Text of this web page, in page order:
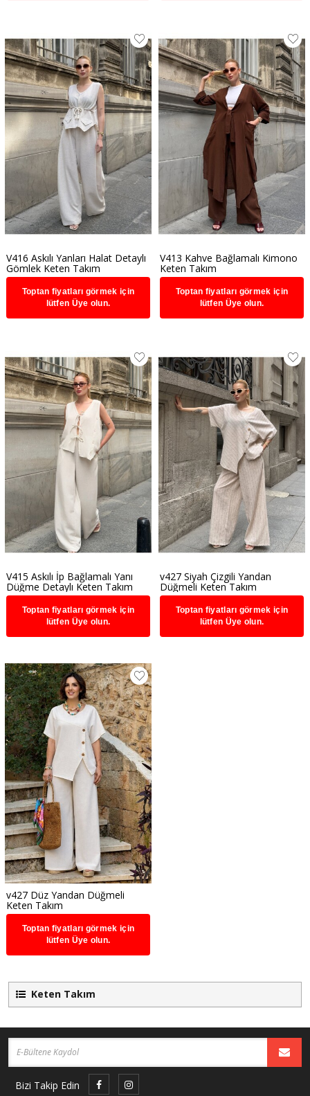
V416 Askılı Yanları Halat Detaylı
Gömlek Keten Takım
Toptan fiyatları görmek için
lütfen Üye olun.
V413 Kahve Bağlamalı Kimono
Keten Takım
Toptan fiyatları görmek için
lütfen Üye olun.
V415 Askılı İp Bağlamalı Yanı
Düğme Detaylı Keten Takım
Toptan fiyatları görmek için
lütfen Üye olun.
v427 Siyah Çizgili Yandan
Düğmeli Keten Takım
Toptan fiyatları görmek için
lütfen Üye olun.
v427 Düz Yandan Düğmeli
Keten Takım
Toptan fiyatları görmek için
lütfen Üye olun.
Keten Takım
Bizi Takip Edin